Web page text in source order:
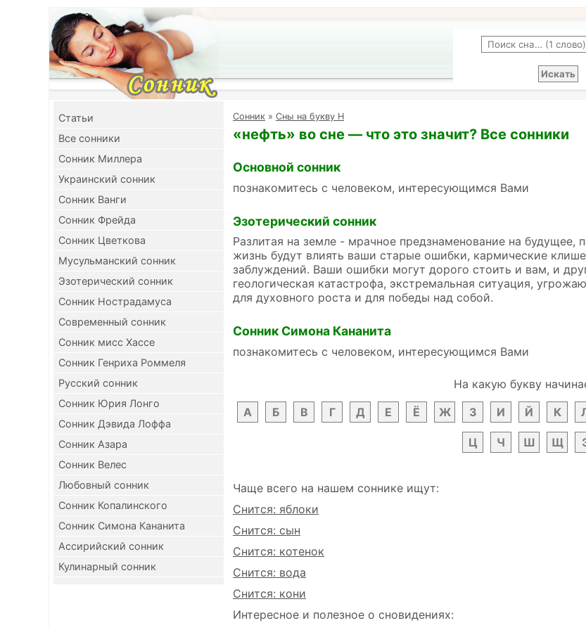
Cтатьи
Все сонники
Сонник Миллера
Украинский сонник
Сонник Ванги
Сонник Фрейда
Сонник Цветкова
Мусульманский сонник
Эзотерический сонник
Сонник Нострадамуса
Современный сонник
Сонник мисс Хассе
Сонник Генриха Роммеля
Русский сонник
Сонник Юрия Лонго
Сонник Дэвида Лоффа
Сонник Азара
Сонник Велес
Любовный сонник
Сонник Копалинского
Сонник Симона Кананита
Ассирийский сонник
Кулинарный сонник
Cонник » Сны на букву Н
«нефть» во сне — что это значит? Все сонники
Основной сонник
познакомитесь с человеком, интересующимся Вами
Эзотерический сонник
Разлитая на земле - мрачное предзнаменование на
жизнь будут влиять ваши старые ошибки, кармические
заблуждений. Ваши ошибки могут дорого стоить и вам, и
геологическая катастрофа, экстремальная ситуация,
для духовного роста и для победы над собой.
Сонник Симона Кананита
познакомитесь с человеком, интересующимся Вами
На какую букву
А
Б В Г Д Е Ё Ж З И Й К
Ц Ч Ш Щ
Чаще всего на нашем соннике ищут:
Снится: яблоки
Снится: сын
Снится: котенок
Снится: вода
Снится: кони
Интересное и полезное о сновидениях: